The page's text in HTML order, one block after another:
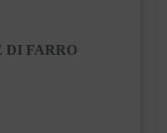
DI FARRO